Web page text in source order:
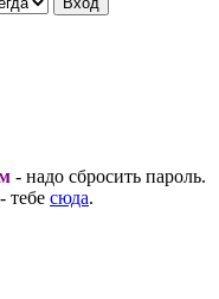
- надо сбросить пароль.
тебе сюда.